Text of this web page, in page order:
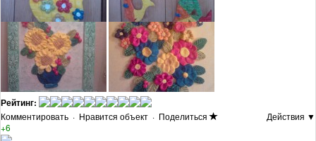
Рейтинг:
Комментировать · Нравится объект · Поделиться
Действия ▼
+6